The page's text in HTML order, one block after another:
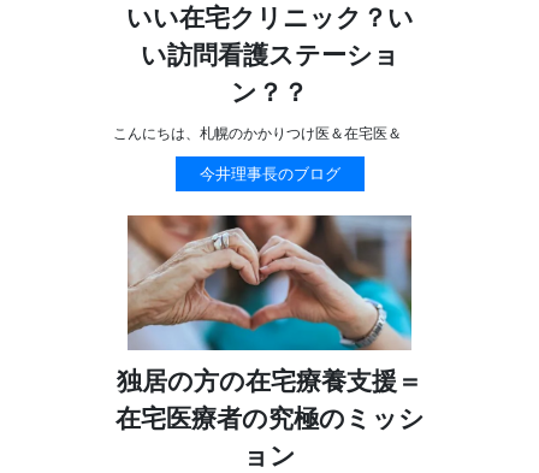
いい在宅クリニック？い
い訪問看護ステーショ
ン？？
こんにちは、札幌のかかりつけ医＆在宅医＆
今井理事長のブログ
独居の方の在宅療養支援＝
在宅医療者の究極のミッシ
ョン